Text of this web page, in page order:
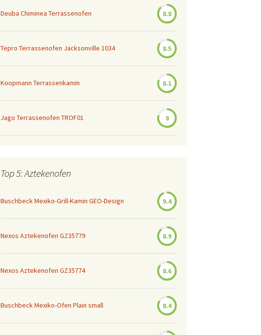
Deuba Chiminea Terrassenofen 8.8
Tepro Terrassenofen Jacksonville 1034 8.5
Koopmann Terrassenkamin 8.1
Jago Terrassenofen TROF01 8
Top 5: Aztekenofen
Buschbeck Mexiko-Grill-Kamin GEO-Design 9.4
Nexos Aztekenofen GZ35779 8.9
Nexos Aztekenofen GZ35774 8.6
Buschbeck Mexiko-Ofen Plain small 8.4